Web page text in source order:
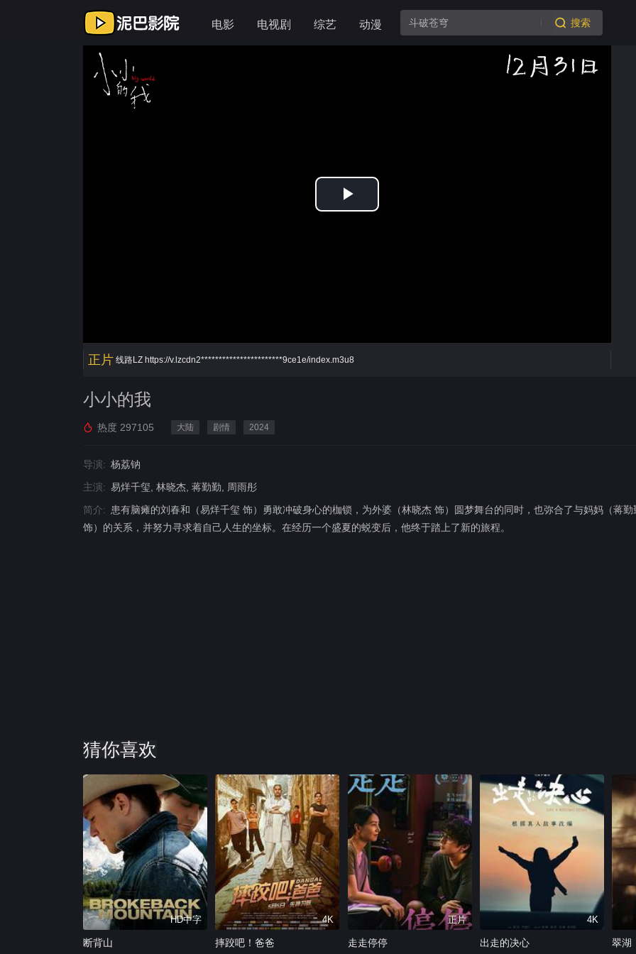
电影 电视剧 综艺 动漫 搜索
Play
正片 线路LZ https://v.lzcdn2***********************9ce1e/index.m3u8
小小的我
热度 297105 大陆 剧情 2024
导演: 杨荔钠
主演: 易烊千玺, 林晓杰, 蒋勤勤, 周雨彤
简介: 患有脑瘫的刘春和（易烊千玺 饰）勇敢冲破身心的枷锁，为外婆（林晓杰 饰）圆梦舞台的同时，也弥合了与妈妈（蒋勤
饰）的关系，并努力寻求着自己人生的坐标。在经历一个盛夏的蜕变后，他终于踏上了新的旅程。
猜你喜欢
HD中字
断背山
4K
摔跤吧！爸爸
正片
走走停停
4K
出走的决心 翠湖